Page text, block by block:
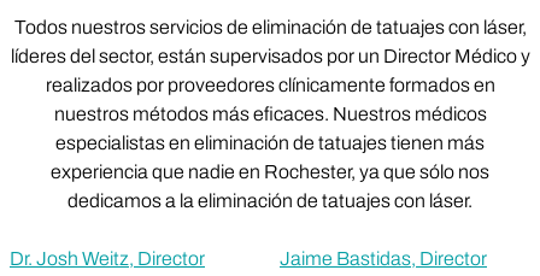
Todos nuestros servicios de eliminación de tatuajes con láser,
líderes del sector, están supervisados por un Director Médico y
realizados por proveedores clínicamente formados en
nuestros métodos más eficaces. Nuestros médicos
especialistas en eliminación de tatuajes tienen más
experiencia que nadie en Rochester, ya que sólo nos
dedicamos a la eliminación de tatuajes con láser.
Dr. Josh Weitz, Director
Jaime Bastidas, Director